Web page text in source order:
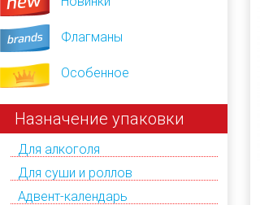
Флагманы
Особенное
Назначение упаковки
Для алкоголя
Для суши и роллов
Адвент-календарь